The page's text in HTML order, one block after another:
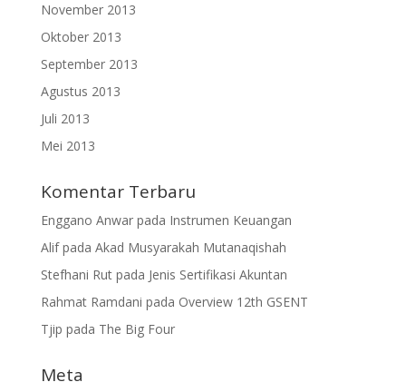
November 2013
Oktober 2013
September 2013
Agustus 2013
Juli 2013
Mei 2013
Komentar Terbaru
Enggano Anwarpada Instrumen Keuangan
Alifpada Akad Musyarakah Mutanaqishah
Stefhani Rutpada Jenis Sertifikasi Akuntan
Rahmat Ramdani pada Overview 12th GSENT
Tjip pada The Big Four
Meta